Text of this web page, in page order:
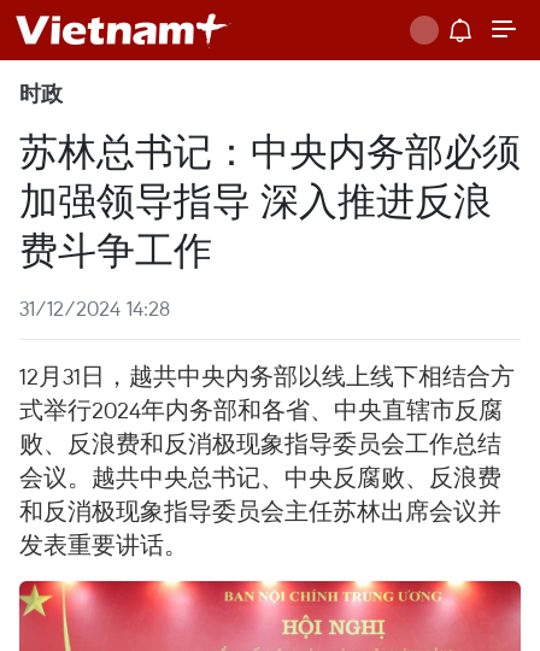
时政
苏林总书记：中央内务部必须
加强领导指导 深入推进反浪
费斗争工作
31/12/2024 14:28
12月31日，越共中央内务部以线上线下相结合方
式举行2024年内务部和各省、中央直辖市反腐
败、反浪费和反消极现象指导委员会工作总结
会议。越共中央总书记、中央反腐败、反浪费
和反消极现象指导委员会主任苏林出席会议并
发表重要讲话。